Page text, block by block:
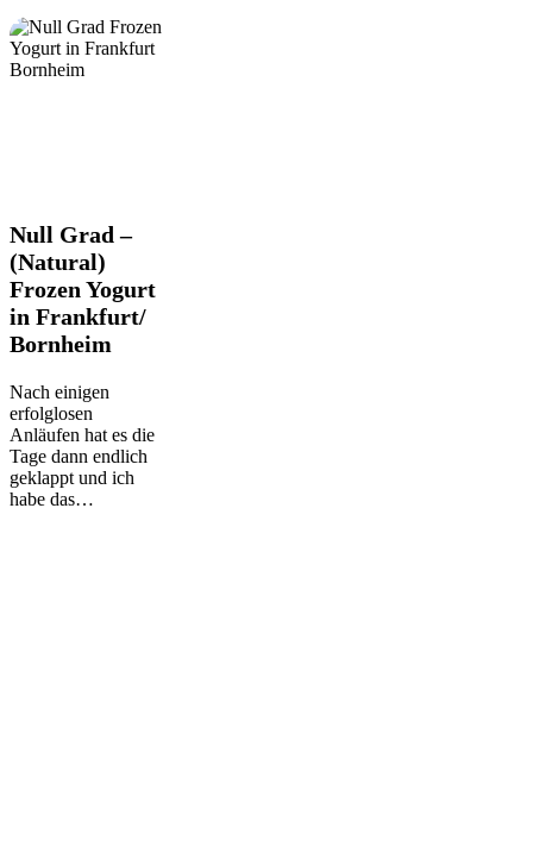
Null
Grad
–
(Natural)
Frozen
Yogurt
in
Bornheim
Null Grad –
(Natural)
Frozen Yogurt
in Frankfurt/
Bornheim
Nach einigen
erfolglosen
Anläufen hat es die
Tage dann endlich
geklappt und ich
habe das…